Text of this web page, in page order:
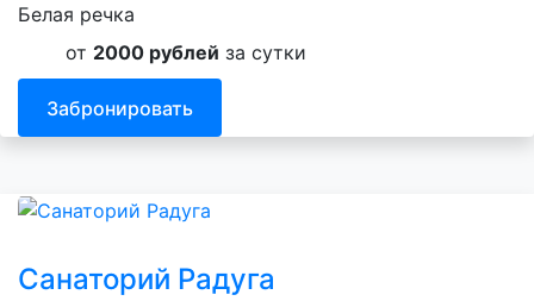
Белая речка
от 2000 рублей за сутки
Забронировать
Санаторий Радуга